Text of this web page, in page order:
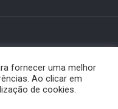
reservados |
Visual .
fornecer uma melhor
Ao clicar em
de cookies.